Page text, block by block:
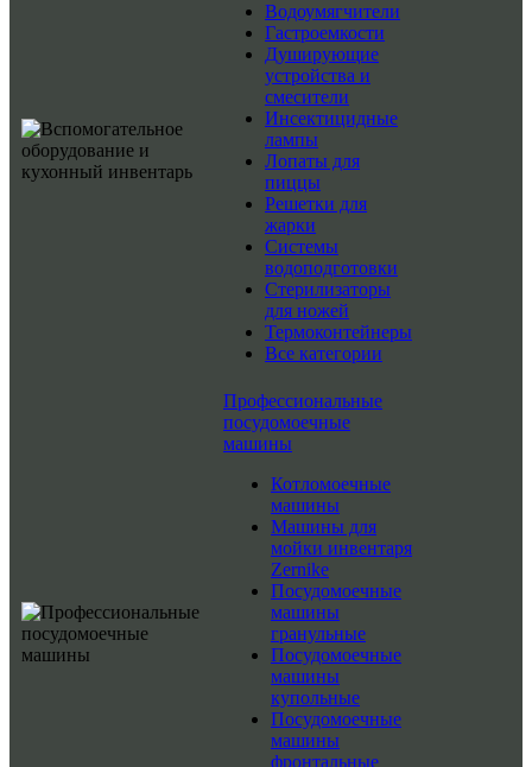
Водоумягчители
Гастроемкости
Душирующие
устройства и
смесители
Инсектицидные
лампы
Лопаты для
пиццы
Решетки для
жарки
Системы
водоподготовки
Стерилизаторы
для ножей
Термоконтейнеры
Все категории
Профессиональные
посудомоечные
машины
Котломоечные
машины
Машины для
мойки инвентаря
Zernike
Посудомоечные
машины
гранульные
Посудомоечные
машины
купольные
Посудомоечные
машины
фронтальные